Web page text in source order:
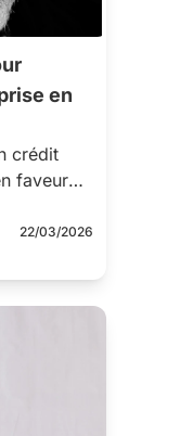
en
crédit
faveur
dans
de près !
22/03/2026